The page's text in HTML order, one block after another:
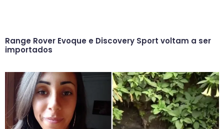
Range Rover Evoque e Discovery Sport voltam a ser
importados